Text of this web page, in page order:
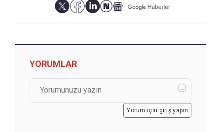
YORUMLAR
Yorum için giriş yapın